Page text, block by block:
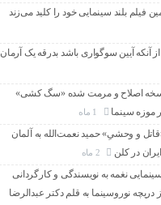
فیلم بلند سینمایی خود را کلید می‌زند
آنکه آیین سوگواری باشد بدرقه یک آرمان
نسخه اصلاح و مرمت شده «سگ کشی»
موزه سینما
و وحشیِ» حمید نعمت‌الله به آلمان
در کلن
نغمه به نویسندگی و کارگردانی
نوروسینما به قلم دکتر عبدالرضا